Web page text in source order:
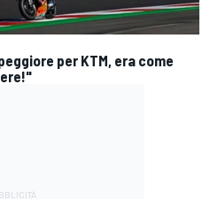
per KTM, era come